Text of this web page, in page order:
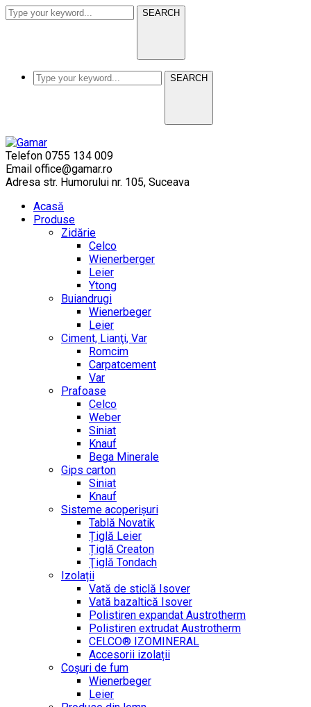
SEARCH
SEARCH
Telefon 0755 134 009
Email office@gamar.ro
Adresa str. Humorului nr. 105, Suceava
Acasă
Produse
Zidărie
Celco
Wienerberger
Leier
Ytong
Buiandrugi
Wienerbeger
Leier
Ciment, Lianţi, Var
Romcim
Carpatcement
Var
Prafoase
Celco
Weber
Siniat
Knauf
Bega Minerale
Gips carton
Siniat
Knauf
Sisteme acoperișuri
Tablă Novatik
Țiglă Leier
Țiglă Creaton
Ţiglă Tondach
Izolații
Vată de sticlă Isover
Vată bazaltică Isover
Polistiren expandat Austrotherm
Polistiren extrudat Austrotherm
CELCO® IZOMINERAL
Accesorii izolații
Coșuri de fum
Wienerbeger
Leier